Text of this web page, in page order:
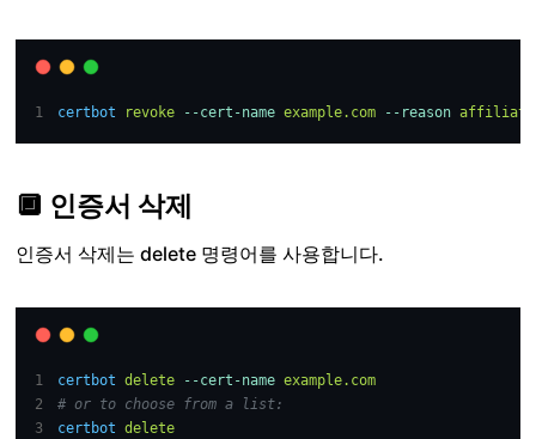
certbot revoke --cert-name example.com --reason
🔲 인증서 삭제
인증서 삭제는 delete 명령어를 사용합니다.
certbot delete --cert-name example.com
# or to choose from a list:
certbot
delete